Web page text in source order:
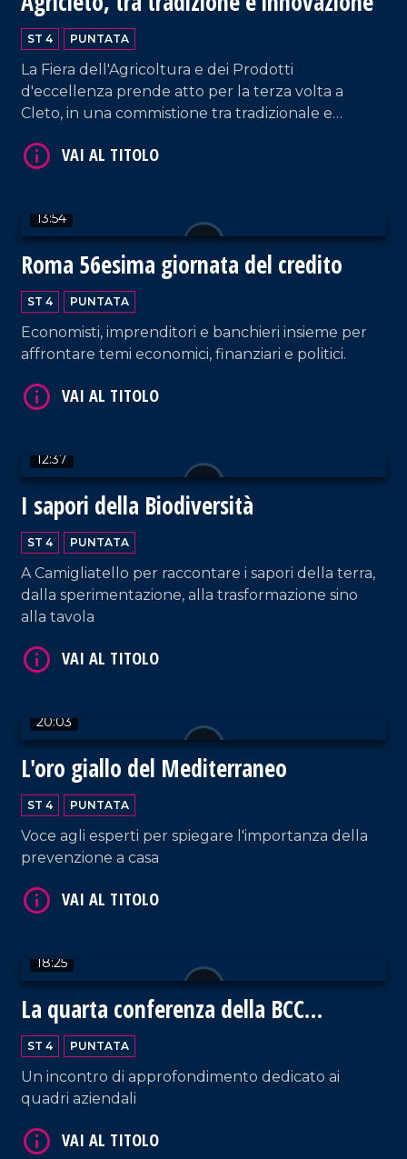
ST 4 PUNTATA
La Fiera dell'Agricoltura e dei Prodotti
d'eccellenza prende atto per la terza volta a
Cleto, in una commistione tra tradizionale e
13:54
Roma 56esima giornata del credito
ST 4 PUNTATA
Economisti, imprenditori e banchieri insieme per
affrontare temi economici, finanziari e politici.
12:37
I sapori della Biodiversità
ST 4 PUNTATA
A Camigliatello per raccontare i sapori della terra,
dalla sperimentazione, alla trasformazione sino
alla tavola
20:03
L'oro giallo del Mediterraneo
ST 4 PUNTATA
Voce agli esperti per spiegare l'importanza della
prevenzione a casa
18:25
La quarta conferenza della BCC
Mediocrati
ST 4 PUNTATA
Un incontro di approfondimento dedicato ai
quadri aziendali
VAI AL TITOLO
VAI AL TITOLO
VAI AL TITOLO
VAI AL TITOLO